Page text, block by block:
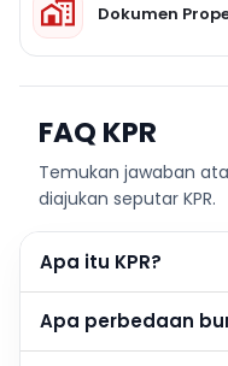
Dokumen
FAQ KPR
Temukan jawaban
diajukan seputar KPR.
Apa itu KPR?
Apa perbedaan